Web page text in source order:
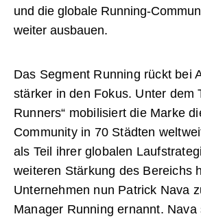
und die globale Running-
weiter ausbauen.
Das Segment Running rückt bei
stärker in den Fokus. Unter dem
Runners“ mobilisiert die Marke
Community in 70 Städten
als Teil ihrer globalen
weiteren Stärkung des Bereichs
Unternehmen nun Patrick Nava
Manager Running ernannt. Nava